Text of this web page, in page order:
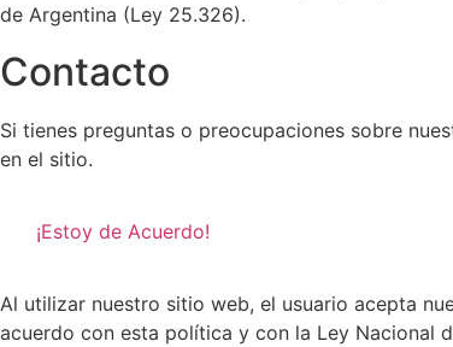
de Argentina (Ley 25.326).
Contacto
Si tienes preguntas o preocupaciones sobre
en el sitio.
¡Estoy de Acuerdo!
Al utilizar nuestro sitio web, el usuario acepta
acuerdo con esta política y con la Ley Nacional